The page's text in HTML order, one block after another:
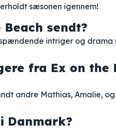
sæsonen igennem!
sendt?
intriger og drama
fra Ex on the
andre Mathias, Amalie, og
Danmark?